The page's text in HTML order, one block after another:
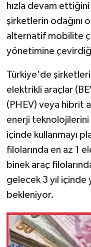
hızla devam
şirketlerin odağını
alternatif mobilite
yönetimine
Türkiye'de
elektrikli araçlar
(PHEV) veya hibrit
enerji teknolojilerini
içinde kullanmayı
filolarında en az 1
binek araç
gelecek 3 yıl içinde
bekleniyor.